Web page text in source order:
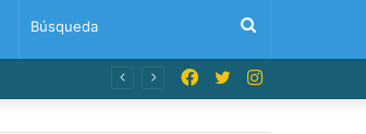
Búsqueda
Instagram
Twitter
Facebook